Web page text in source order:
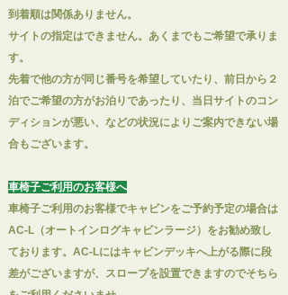
到着順は関係ありません。
サイトの指定はできません。あくまでもご希望で承りま
す。
先着で他の方が同じ番号を希望していたり、前日から２
泊でご希望の方がお泊りであったり、当日サイトのコン
ディションが悪い、などの状況によりご案内できない場
合もございます。
車椅子ご利用のお客様へ
車椅子ご利用のお客様でキャビンをご予約予定の場合は
AC-L（オートインログキャビンラージ）をお勧め致し
ております。 AC-Lにはキャビンデッキへ上がる際に段
差がございますが、スロープを設置できますのでそちら